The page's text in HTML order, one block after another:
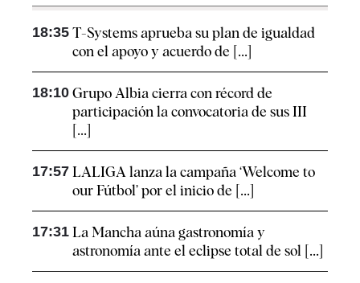
18:35 T-Systems aprueba su plan de igualdad
con el apoyo y acuerdo de [...]
18:10 Grupo Albia cierra con récord de
participación la convocatoria de sus III
[...]
17:57 LALIGA lanza la campaña ‘Welcome to
our Fútbol’ por el inicio de [...]
17:31 La Mancha aúna gastronomía y
astronomía ante el eclipse total de sol [...]